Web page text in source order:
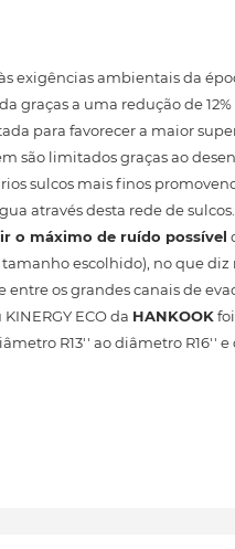
exigências ambientais da
graças a uma redução de
para favorecer a maior
são limitados graças ao
sulcos mais finos
através desta rede de
o máximo de ruído possível
escolhido), no que
os grandes canais de
ECO da HANKOOK
R13'' ao diâmetro R16''